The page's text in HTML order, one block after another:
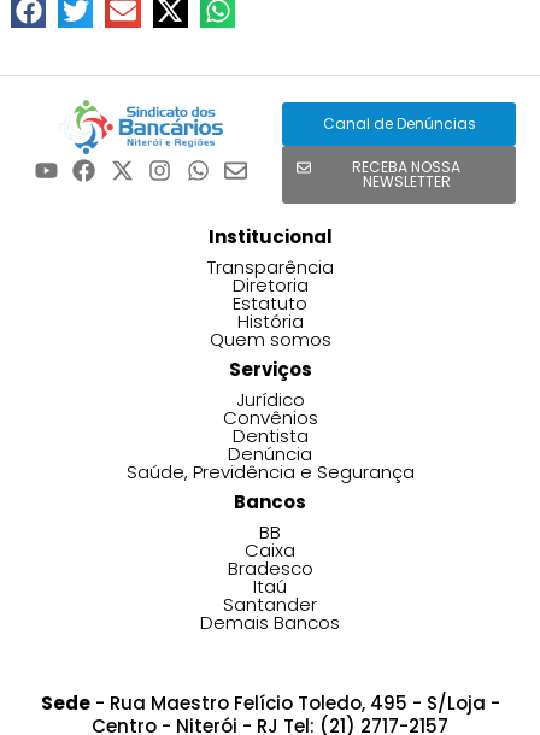
Canal de Denúncias
RECEBA NOSSA
NEWSLETTER
Institucional
Transparência
Diretoria
Estatuto
História
Quem somos
Serviços
Jurídico
Convênios
Dentista
Denúncia
Saúde, Previdência e Segurança
Bancos
BB
Caixa
Bradesco
Itaú
Santander
Demais Bancos
Sede- Rua Maestro Felício Toledo, 495 - S/Loja -
Centro - Niterói - RJ Tel: (21) 2717-2157